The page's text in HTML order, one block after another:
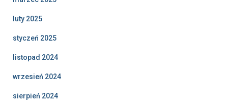
luty 2025
styczeń 2025
listopad 2024
wrzesień 2024
sierpień 2024